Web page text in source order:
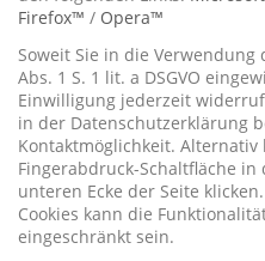
Firefox™ / Opera™
Soweit Sie in die
Abs. 1 S. 1 lit. a DSGVO
Einwilligung jederzeit
in der Datenschutzerklärung
Kontaktmöglichkeit. Alternativ
Fingerabdruck-Schaltfläche
unteren Ecke der Seite
Cookies kann die
eingeschränkt sein.